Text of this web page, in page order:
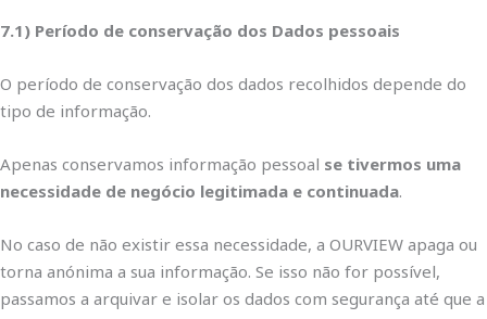
7.1) Período de conservação dos Dados pessoais
O período de conservação dos dados recolhidos depende do
tipo de informação.
Apenas conservamos informação pessoal se tivermos uma
necessidade de negócio legitimada e continuada.
No caso de não existir essa necessidade, a OURVIEW apaga ou
torna anónima a sua informação. Se isso não for possível,
passamos a arquivar e isolar os dados com segurança até que a